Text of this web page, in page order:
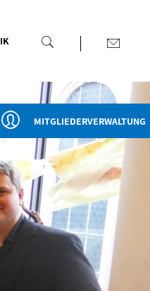
MITGLIEDERVERWALTUNG